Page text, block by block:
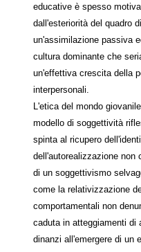
educative è spesso
dall'esteriorità del quadro
un'assimilazione passiva
cultura dominante che
un'effettiva crescita della
interpersonali.
L'etica del mondo
modello di soggettività
spinta al ricupero
dell'autorealizzazione non
di un soggettivismo
come la relativizzazione
comportamentali non
caduta in atteggiamenti di
dinanzi all'emergere di un